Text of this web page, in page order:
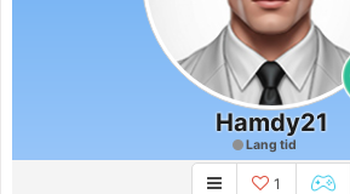
Hamdy21
Lang tid
1